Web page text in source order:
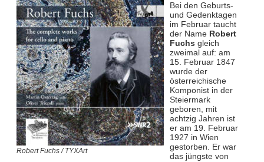
Robert Fuchs / TYXArt
Bei den Geburts-
und Gedenktagen
im Februar taucht
der Name Robert
Fuchs gleich
zweimal auf: am
15. Februar 1847
wurde der
österreichische
Komponist in der
Steiermark
geboren, mit
achtzig Jahren ist
er am 19. Februar
1927 in Wien
gestorben. Er war
das jüngste von